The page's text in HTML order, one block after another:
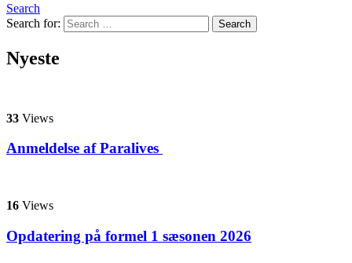
Search
Search for:
Search
Nyeste
33 Views
Anmeldelse af Paralives
16 Views
Opdatering på formel 1 sæsonen 2026